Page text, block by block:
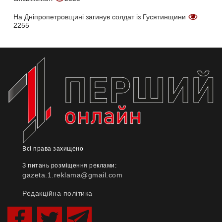
На Дніпропетровщині загинув солдат із Гусятинщини
2255
Всі права захищено
З питань розміщення реклами:
gazeta.1.reklama@gmail.com
Редакційна політика